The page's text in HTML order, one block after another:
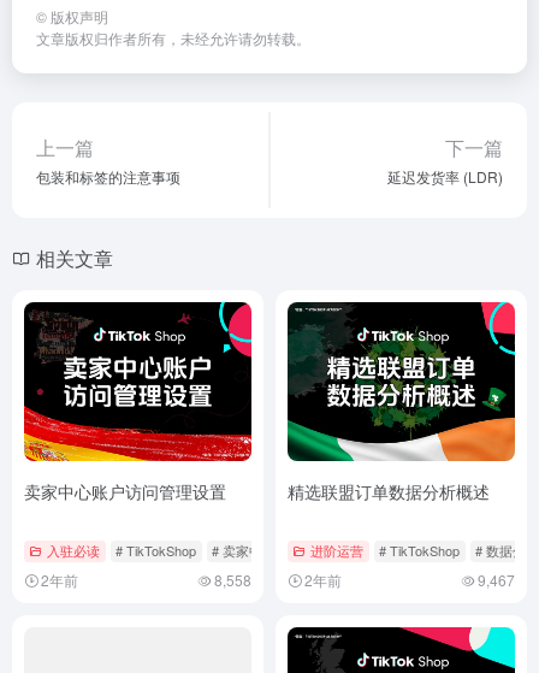
© 版权声明
文章版权归作者所有，未经允许请勿转载。
上一篇
包装和标签的注意事项
下一篇
延迟发货率 (LDR)
相关文章
卖家中心账户访问管理设置
入驻必读 # TikTokShop # 卖家中心 # 子账户
2年前 8,558
精选联盟订单数据分析概述
进阶运营 # TikTokShop # 数据分析
2年前 9,467